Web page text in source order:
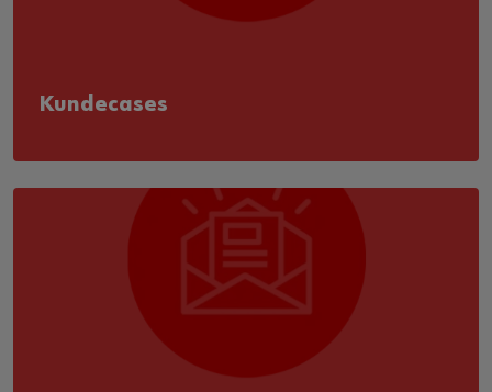
Kundecases